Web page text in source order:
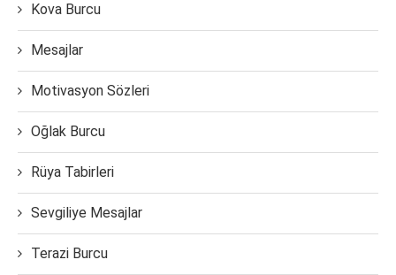
Kova Burcu
Mesajlar
Motivasyon Sözleri
Oğlak Burcu
Rüya Tabirleri
Sevgiliye Mesajlar
Terazi Burcu